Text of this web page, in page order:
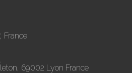
, France
69002 Lyon France